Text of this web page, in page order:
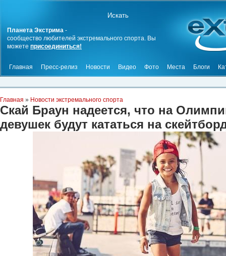
Планета Экстрима -
сообщество любителей экстремального спорта. Вы
можете присоединиться!
Главная Пресс-релиз Новости Видео Фото Места Блоги
Главная » Новости экстремального спорта
Скай Браун надеется, что на
девушек будут кататься на